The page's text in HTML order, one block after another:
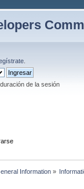
de la sesión
Information»